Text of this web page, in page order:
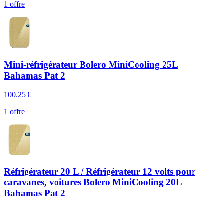
1 offre
Mini-réfrigérateur Bolero MiniCooling 25L
Bahamas Pat 2
100.25 €
1 offre
Réfrigérateur 20 L / Réfrigérateur 12 volts pour
caravanes, voitures Bolero MiniCooling 20L
Bahamas Pat 2